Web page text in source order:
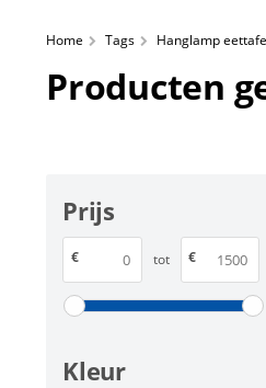
Home Tags Hanglamp
Producten
Prijs
€ tot €
Kleur